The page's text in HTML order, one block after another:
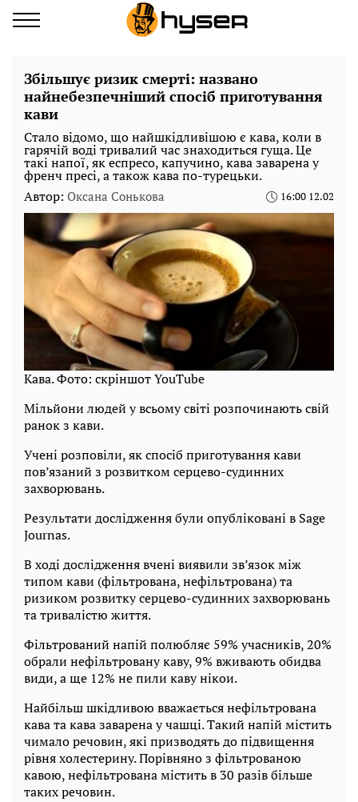
Збільшує ризик смерті: названо
найнебезпечніший спосіб приготування
кави
Стало відомо, що найшкідливішою є кава, коли в
гарячій воді тривалий час знаходиться гуща. Це
такі напої, як еспресо, капучино, кава заварена у
френч пресі, а також кава по-турецьки.
Автор: Оксана Сонькова 16:00 12.02
Кава. Фото: скріншот YouTubе
Мільйони людей у всьому світі розпочинають свій
ранок з кави.
Учені розповіли, як спосіб приготування кави
пов’язаний з розвитком серцево-судинних
захворювань.
Результати дослідження були опубліковані в Sage
Journas.
В ході дослідження вчені виявили зв’язок між
типом кави (фільтрована, нефільтрована) та
ризиком розвитку серцево-судинних захворювань
та тривалістю життя.
Фільтрований напій полюбляє 59% учасників, 20%
обрали нефільтровану каву, 9% вживають обидва
види, а ще 12% не пили каву нікои.
Найбільш шкідливою вважається нефільтрована
кава та кава заварена у чашці. Такий напій містить
чимало речовин, які призводять до підвищення
рівня холестерину. Порівняно з фільтрованою
кавою, нефільтрована містить в 30 разів більше
таких речовин.